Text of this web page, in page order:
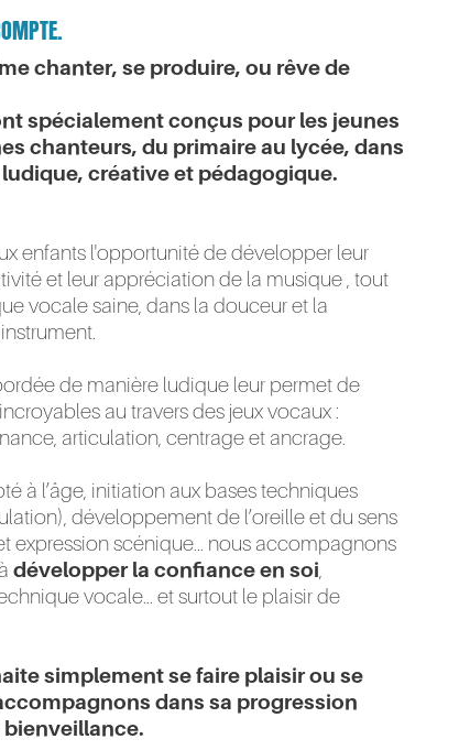
chanter, se produire, ou rêve de
spécialement conçus pour les jeunes
chanteurs, du primaire au lycée, dans
créative et pédagogique.
enfants l'opportunité de développer leur
et leur appréciation de la musique , tout
vocale saine, dans la douceur et la
de manière ludique leur permet de
au travers des jeux vocaux :
articulation, centrage et ancrage.
à l’âge, initiation aux bases techniques
développement de l’oreille et du sens
expression scénique... nous accompagnons
développer la confiance en soi
vocale... et surtout le plaisir de
simplement se faire plaisir ou se
dans sa progression